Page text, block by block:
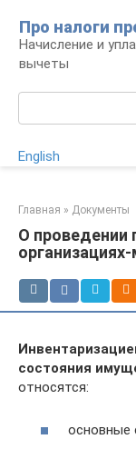
контенту
Про налоги
Начисление и
вычеты
English
Главная » Документы
О проведении
состояния
относятся:
основные